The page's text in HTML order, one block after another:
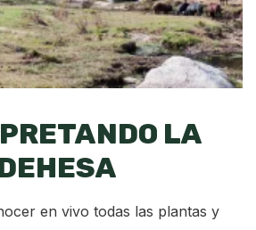
LA
en vivo todas las plantas y